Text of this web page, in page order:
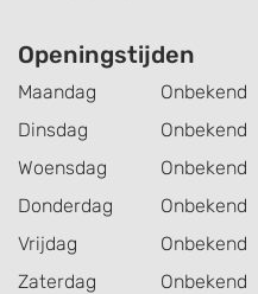
Openingstijden
Maandag
Onbekend
Dinsdag
Onbekend
Woensdag
Onbekend
Donderdag
Onbekend
Vrijdag
Onbekend
Zaterdag
Onbekend